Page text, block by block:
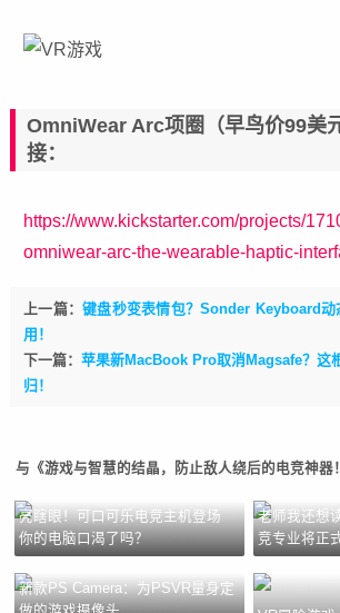
OmniWear Arc项圈（早鸟价99美
接：
https://www.kickstarter.com/projects/
omniwear-arc-the-wearable-haptic-
上一篇：键盘秒变表情包？Sonder Keyboard
用！
下一篇： 苹果新MacBook Pro取消Magsafe？这
归！
与《游戏与智慧的结晶，防止敌人绕后的电竞神器
亮瞎眼！可口可乐电竞主机登场
你的电脑口渴了吗？
老师我还想
竞专业将正
新款PS Camera：为PSVR量身定